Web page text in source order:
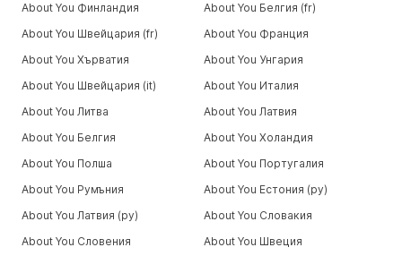
About You Финландия
About You Белгия (fr)
About You Швейцария (fr)
About You Франция
About You Хърватия
About You Унгария
About You Швейцария (it)
About You Италия
About You Литва
About You Латвия
About You Белгия
About You Холандия
About You Полша
About You Португалия
About You Румъния
About You Естония (ру)
About You Латвия (ру)
About You Словакия
About You Словения
About You Швеция